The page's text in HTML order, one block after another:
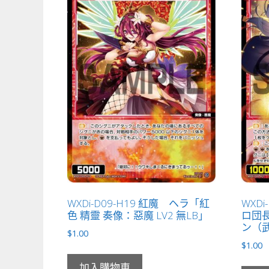
WXDi-D09-H19 紅魔 ヘラ「紅
色 精靈 奏像：惡魔 LV2 無LB」
$1.00
ロ団
ン（
$1.00